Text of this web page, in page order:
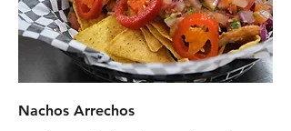
Nachos Arrechos